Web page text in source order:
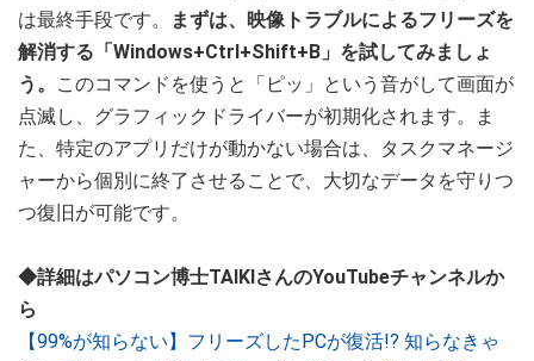
は最終手段です。
まずは、映像トラブルによるフリーズを
解消する「Windows+Ctrl+Shift+B」を試してみましょ
う。
このコマンドを使うと「ピッ」という音がして画面が
点滅し、グラフィックドライバーが初期化されます。ま
た、特定のアプリだけが動かない場合は、タスクマネージ
ャーから個別に終了させることで、大切なデータを守りつ
つ復旧が可能です。
◆詳細はパソコン博士TAIKIさんのYouTubeチャンネルか
ら
【99%が知らない】フリーズしたPCが復活!? 知らなきゃ